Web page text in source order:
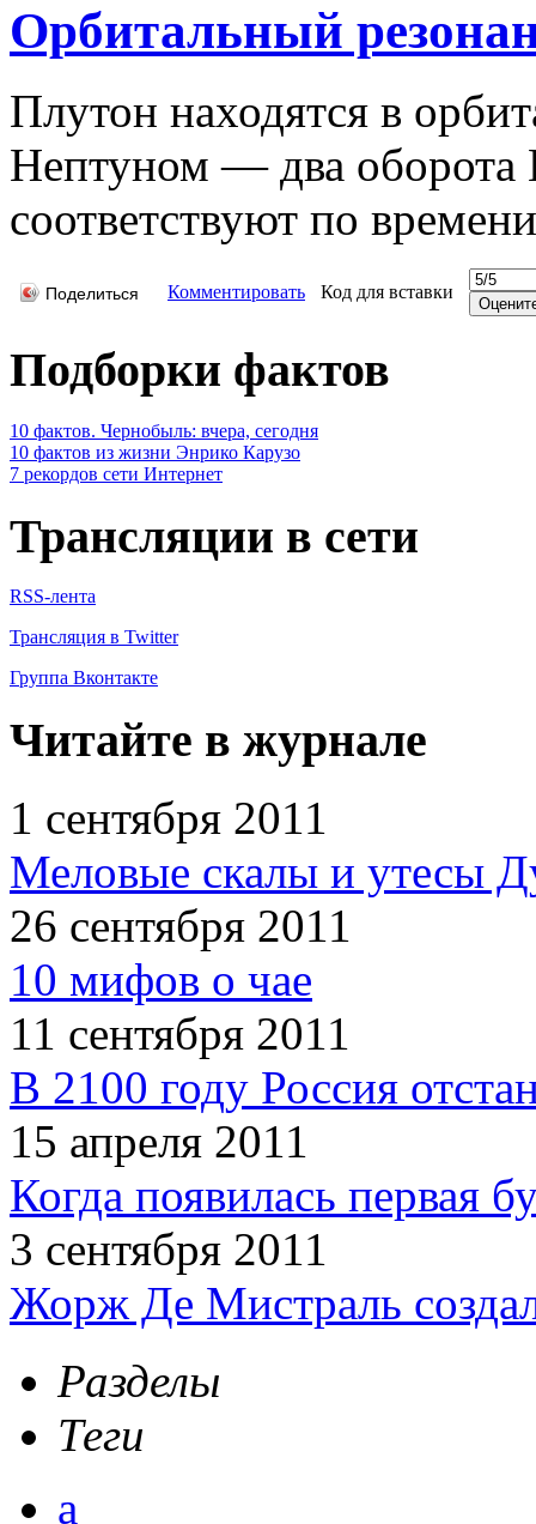
Орбитальный
Плутон находятся в
Нептуном — два оборота
соответствуют по
Поделиться Комментировать Код для вставки
Подборки фактов
10 фактов. Чернобыль: вчера, сегодня
10 фактов из жизни Энрико Карузо
7 рекордов сети Интернет
Трансляции в сети
RSS-лента
Трансляция в Twitter
Группа Вконтакте
Читайте в журнале
1 сентября 2011
Меловые скалы и утесы
26 сентября 2011
10 мифов о чае
11 сентября 2011
В 2100 году Россия
15 апреля 2011
Когда появилась первая
3 сентября 2011
Жорж Де Мистраль
Разделы
Теги
а